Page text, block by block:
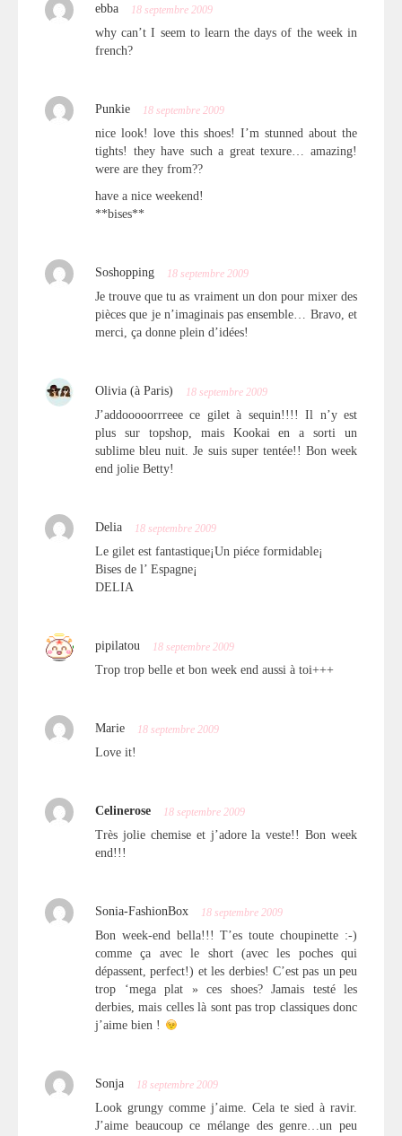
ebba 18 septembre 2009
why can’t I seem to learn the days of the week in
french?
Punkie 18 septembre 2009
nice look! love this shoes! I’m stunned about the
tights! they have such a great texure… amazing!
were are they from??
have a nice weekend!
**bises**
Soshopping 18 septembre 2009
Je trouve que tu as vraiment un don pour mixer des
pièces que je n’imaginais pas ensemble… Bravo, et
merci, ça donne plein d’idées!
Olivia (à Paris) 18 septembre 2009
J’addooooorrreee ce gilet à sequin!!!! Il n’y est
plus sur topshop, mais Kookai en a sorti un
sublime bleu nuit. Je suis super tentée!! Bon week
end jolie Betty!
Delia 18 septembre 2009
Le gilet est fantastique¡Un piéce formidable¡
Bises de l’ Espagne¡
DELIA
pipilatou 18 septembre 2009
Trop trop belle et bon week end aussi à toi+++
Marie 18 septembre 2009
Love it!
Celinerose 18 septembre 2009
Très jolie chemise et j’adore la veste!! Bon week
end!!!
Sonia-FashionBox 18 septembre 2009
Bon week-end bella!!! T’es toute choupinette :-)
comme ça avec le short (avec les poches qui
dépassent, perfect!) et les derbies! C’est pas un peu
trop ‘mega plat » ces shoes? Jamais testé les
derbies, mais celles là sont pas trop classiques donc
j’aime bien !
Sonja 18 septembre 2009
Look grungy comme j’aime. Cela te sied à ravir.
J’aime beaucoup ce mélange des genre…un peu